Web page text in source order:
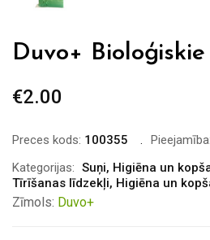
Duvo+
€2.00
Preces kods: 100355 Pieejamība:
Kategorijas: Suņi, Higiēna un
Tīrīšanas līdzekļi, Higiēna un
Zīmols: Duvo+